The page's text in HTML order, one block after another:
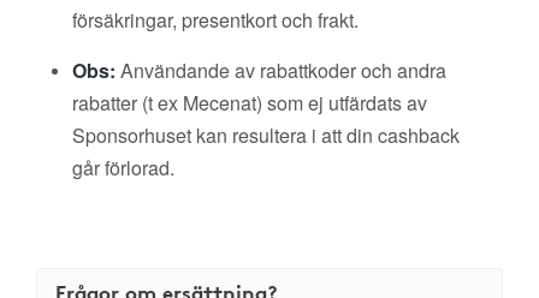
försäkringar, presentkort och frakt.
Obs: Användande av rabattkoder och andra
rabatter (t ex Mecenat) som ej utfärdats av
Sponsorhuset kan resultera i att din cashback
går förlorad.
Frågor om ersättning?